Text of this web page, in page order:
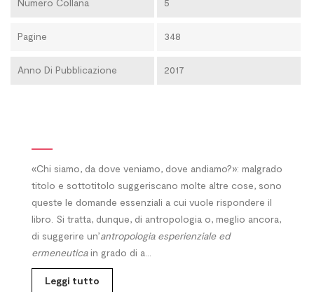
Numero Collana 5
Pagine 348
Anno Di Pubblicazione 2017
«Chi siamo, da dove veniamo, dove andiamo?»: malgrado
titolo e sottotitolo suggeriscano molte altre cose, sono
queste le domande essenziali a cui vuole rispondere il
libro. Si tratta, dunque, di antropologia o, meglio ancora,
di suggerire un’antropologia esperienziale ed
ermeneuticain grado di a...
Leggi tutto